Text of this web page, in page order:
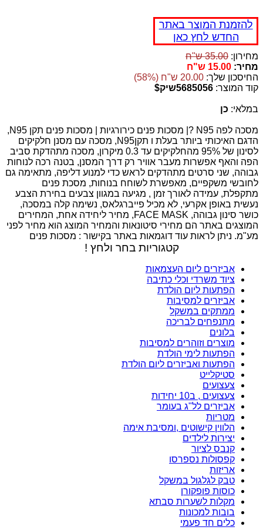
להזמנת המוצר באתר
החדש לחץ כאן
מחירון: 35.00 ש"ח
מחיר: 15.00 ש"ח
החיסכון שלך: 20.00 ש"ח (58%)
קוד המוצר: 5685056שיק$
במלאי: כן
מסכה לפה N95 ?| מסכות פנים כירורגיות | מסכות פנים תקן N95,
הדגם האיכותי ביותר בעלת ו תקןN95, מסכה עם מסנן חלקיקים
לסינון של 95% מהחלקיקים עד 0.3 מיקרון, מסכה מתהדקת סביב
הפה והאף אפשרות מעבר אוויר רק דרך המסנן, בטנה רכה לנוחות
גבוהה, שני סרטים מתהדקים לראש כדי למנוע דליפה, מתאימה גם
לחובשי משקפיים, מאפשרת לשוחח בנוחות, מסכת פנים
מתקפלת, עמידה לאורך זמן , מגיעה במגוון צבעים בחירת הצבע
נעשית באופן אקרעי, לא מכיל פייברגלאס, נשימה קלה במסכה,
כושר סינון גבוהה, FACE MASK, מחיר ליחידה אחת, המחירים
המוצגים באתר הם מחירי סיטונאות והמחיר המוצג הוא מחיר לפני
מע"מ. ניתן לראות עוד דוגמאות באתר בקישור : מסכות פנים
קטגוריות בחר ולחץ !
אביזרים ליום העצמאות
ציוד משרדי וכלי כתיבה
הפתעות ליום הולדת
אביזרים למסיבות
ממתקים במשקל
מתנפחים לבריכה
בלונים
מוצרים וזוהרים למסיבות
הפתעות לימי הולדת
הפתעות ואביזרים ליום הולדת
סטיקלייט
צעצועים
צעצועים , ב10 יחידות
אביזרים לל"ג בעומר
מטריות
הלווין קישוטים ,ומסיבת אימה
יצירות לילדים
קנבס לציור
קפסולות נספרסו
אריזות
טבק לגלגול במשקל
כוסות פופקורן
מקלות לשערות סבתא
בובות למכונות
כלים חד פעמי